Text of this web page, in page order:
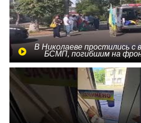
В Николаеве простились с
БСМП, погибшим на